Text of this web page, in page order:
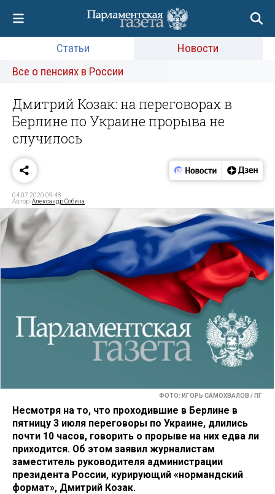
Статьи
Новости
Все о пенсиях в России
Дмитрий Козак: на переговорах в
Берлине по Украине прорыва не
случилось
04.07.2020 09:48
Автор:Александр Собина
ФОТО: ИГОРЬ САМОХВАЛОВ / ПГ
Несмотря на то, что проходившие в Берлине в
пятницу 3 июля переговоры по Украине, длились
почти 10 часов, говорить о прорыве на них едва ли
приходится. Об этом заявил журналистам
заместитель руководителя администрации
президента России, курирующий «нормандский
формат», Дмитрий Козак.